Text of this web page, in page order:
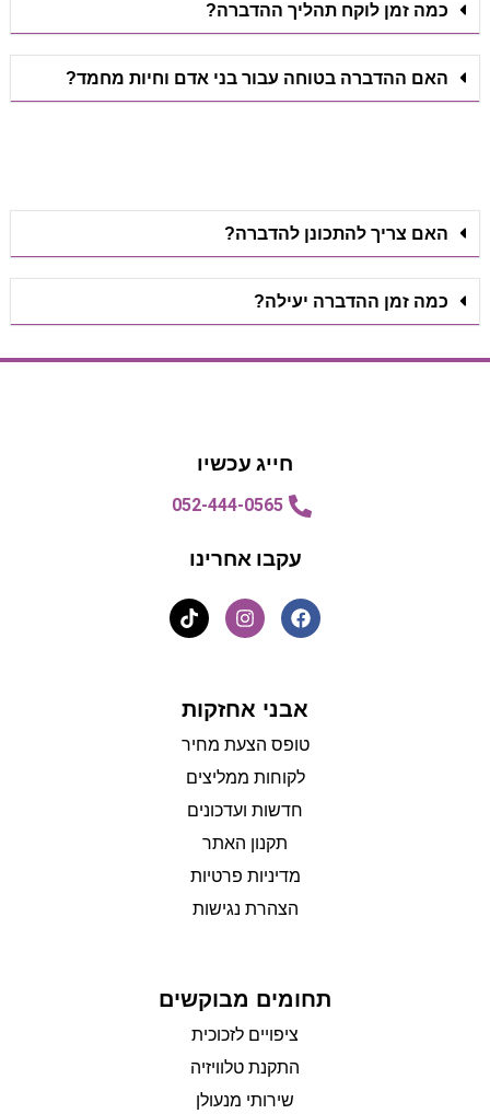
כמה זמן לוקח תהליך ההדברה?
האם ההדברה בטוחה עבור בני אדם וחיות מחמד?
האם צריך להתכונן להדברה?
כמה זמן ההדברה יעילה?
חייג עכשיו
052-444-0565
עקבו אחרינו
אבני אחזקות
טופס הצעת מחיר
לקוחות ממליצים
חדשות ועדכונים
תקנון האתר
מדיניות פרטיות
הצהרת נגישות
תחומים מבוקשים
ציפויים לזכוכית
התקנת טלוויזיה
שירותי מנעולן